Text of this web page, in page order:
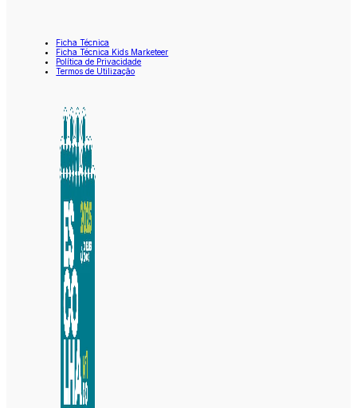
Ficha Técnica
Ficha Técnica Kids Marketeer
Política de Privacidade
Termos de Utilização